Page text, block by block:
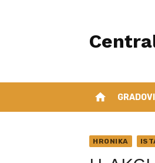
home GRADOVI
HRONIKA